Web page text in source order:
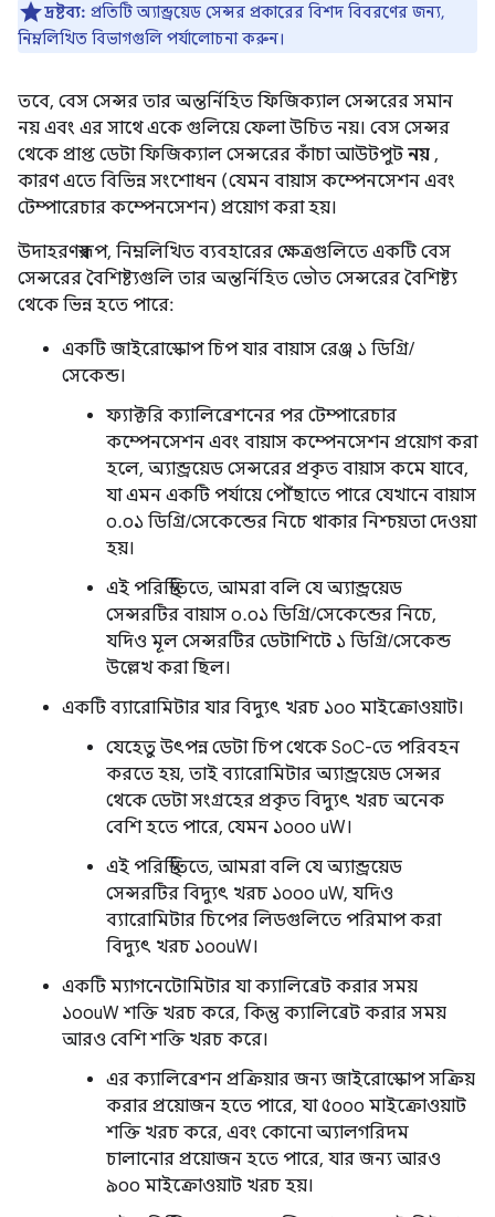
দ্রষ্টব্য: প্রতিটি অ্যান্ড্রয়েড সেন্সর প্রকারের বিশদ বিবরণের জন্য,
নিম্নলিখিত বিভাগগুলি পর্যালোচনা করুন।
তবে, বেস সেন্সর তার অন্তর্নিহিত ফিজিক্যাল সেন্সরের সমান
নয় এবং এর সাথে একে গুলিয়ে ফেলা উচিত নয়। বেস সেন্সর
থেকে প্রাপ্ত ডেটা ফিজিক্যাল সেন্সরের কাঁচা আউটপুট নয় ,
কারণ এতে বিভিন্ন সংশোধন (যেমন বায়াস কম্পেনসেশন এবং
টেম্পারেচার কম্পেনসেশন) প্রয়োগ করা হয়।
উদাহরণস্বরূপ, নিম্নলিখিত ব্যবহারের ক্ষেত্রগুলিতে একটি বেস
সেন্সরের বৈশিষ্ট্যগুলি তার অন্তর্নিহিত ভৌত সেন্সরের বৈশিষ্ট্য
থেকে ভিন্ন হতে পারে:
একটি জাইরোস্কোপ চিপ যার বায়াস রেঞ্জ ১ ডিগ্রি/
সেকেন্ড।
ফ্যাক্টরি ক্যালিব্রেশনের পর টেম্পারেচার
কম্পেনসেশন এবং বায়াস কম্পেনসেশন প্রয়োগ করা
হলে, অ্যান্ড্রয়েড সেন্সরের প্রকৃত বায়াস কমে যাবে,
যা এমন একটি পর্যায়ে পৌঁছাতে পারে যেখানে বায়াস
০.০১ ডিগ্রি/সেকেন্ডের নিচে থাকার নিশ্চয়তা দেওয়া
হয়।
এই পরিস্থিতিতে, আমরা বলি যে অ্যান্ড্রয়েড
সেন্সরটির বায়াস ০.০১ ডিগ্রি/সেকেন্ডের নিচে,
যদিও মূল সেন্সরটির ডেটাশিটে ১ ডিগ্রি/সেকেন্ড
উল্লেখ করা ছিল।
একটি ব্যারোমিটার যার বিদ্যুৎ খরচ ১০০ মাইক্রোওয়াট।
যেহেতু উৎপন্ন ডেটা চিপ থেকে SoC-তে পরিবহন
করতে হয়, তাই ব্যারোমিটার অ্যান্ড্রয়েড সেন্সর
থেকে ডেটা সংগ্রহের প্রকৃত বিদ্যুৎ খরচ অনেক
বেশি হতে পারে, যেমন ১০০০ uW।
এই পরিস্থিতিতে, আমরা বলি যে অ্যান্ড্রয়েড
সেন্সরটির বিদ্যুৎ খরচ ১০০০ uW, যদিও
ব্যারোমিটার চিপের লিডগুলিতে পরিমাপ করা
বিদ্যুৎ খরচ ১০০uW।
একটি ম্যাগনেটোমিটার যা ক্যালিব্রেট করার সময়
১০০uW শক্তি খরচ করে, কিন্তু ক্যালিব্রেট করার সময়
আরও বেশি শক্তি খরচ করে।
এর ক্যালিব্রেশন প্রক্রিয়ার জন্য জাইরোস্কোপ সক্রিয়
করার প্রয়োজন হতে পারে, যা ৫০০০ মাইক্রোওয়াট
শক্তি খরচ করে, এবং কোনো অ্যালগরিদম
চালানোর প্রয়োজন হতে পারে, যার জন্য আরও
৯০০ মাইক্রোওয়াট খরচ হয়।